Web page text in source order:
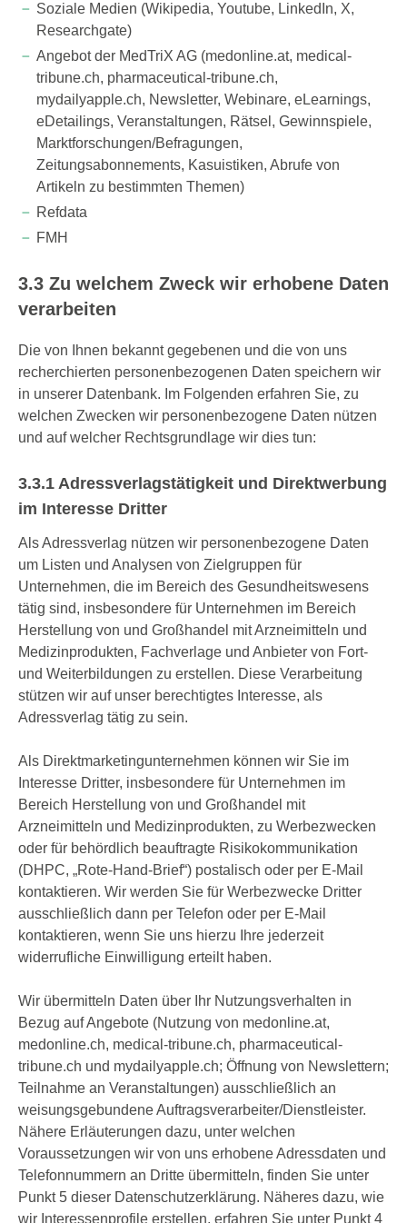
Soziale Medien (Wikipedia, Youtube, LinkedIn, X,
Researchgate)
Angebot der MedTriX AG (medonline.at, medical-
tribune.ch, pharmaceutical-tribune.ch,
mydailyapple.ch, Newsletter, Webinare, eLearnings,
eDetailings, Veranstaltungen, Rätsel, Gewinnspiele,
Marktforschungen/Befragungen,
Zeitungsabonnements, Kasuistiken, Abrufe von
Artikeln zu bestimmten Themen)
Refdata
FMH
3.3 Zu welchem Zweck wir erhobene Daten
verarbeiten
Die von Ihnen bekannt gegebenen und die von uns
recherchierten personenbezogenen Daten speichern wir
in unserer Datenbank. Im Folgenden erfahren Sie, zu
welchen Zwecken wir personenbezogene Daten nützen
und auf welcher Rechtsgrundlage wir dies tun:
3.3.1 Adressverlagstätigkeit und Direktwerbung
im Interesse Dritter
Als Adressverlag nützen wir personenbezogene Daten
um Listen und Analysen von Zielgruppen für
Unternehmen, die im Bereich des Gesundheitswesens
tätig sind, insbesondere für Unternehmen im Bereich
Herstellung von und Großhandel mit Arzneimitteln und
Medizinprodukten, Fachverlage und Anbieter von Fort-
und Weiterbildungen zu erstellen. Diese Verarbeitung
stützen wir auf unser berechtigtes Interesse, als
Adressverlag tätig zu sein.
Als Direktmarketingunternehmen können wir Sie im
Interesse Dritter, insbesondere für Unternehmen im
Bereich Herstellung von und Großhandel mit
Arzneimitteln und Medizinprodukten, zu Werbezwecken
oder für behördlich beauftragte Risikokommunikation
(DHPC, „Rote-Hand-Brief“) postalisch oder per E-Mail
kontaktieren. Wir werden Sie für Werbezwecke Dritter
ausschließlich dann per Telefon oder per E-Mail
kontaktieren, wenn Sie uns hierzu Ihre jederzeit
widerrufliche Einwilligung erteilt haben.
Wir übermitteln Daten über Ihr Nutzungsverhalten in
Bezug auf Angebote (Nutzung von medonline.at,
medonline.ch, medical-tribune.ch, pharmaceutical-
tribune.ch und mydailyapple.ch; Öffnung von Newslettern;
Teilnahme an Veranstaltungen) ausschließlich an
weisungsgebundene Auftragsverarbeiter/Dienstleister.
Nähere Erläuterungen dazu, unter welchen
Voraussetzungen wir von uns erhobene Adressdaten und
Telefonnummern an Dritte übermitteln, finden Sie unter
Punkt 5 dieser Datenschutzerklärung. Näheres dazu, wie
wir Interessenprofile erstellen, erfahren Sie unter Punkt 4